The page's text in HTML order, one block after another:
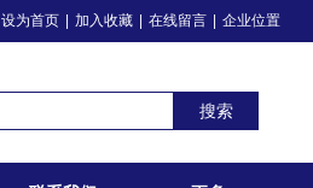
搜索
设为首页 加入收藏 在线留言 企业位置